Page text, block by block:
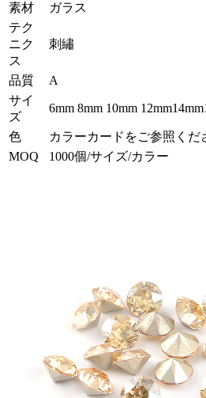
素材
ガラス
テク
ニク
ス
刺繡
品質
A
サイ
ズ
6mm 8mm 10mm
色
カラーカードをご参照くだ
MOQ
1000個/サイズ/カラー